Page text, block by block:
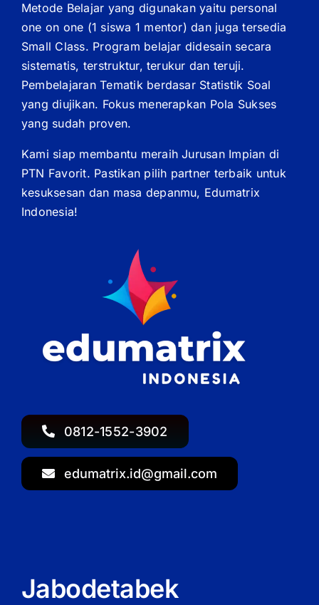
0812-1552-3902
edumatrix.id@gmail.com
Metode Belajar yang digunakan yaitu personal
one on one (1 siswa 1 mentor) dan juga tersedia
Small Class. Program belajar didesain secara
sistematis, terstruktur, terukur dan teruji.
Pembelajaran Tematik berdasar Statistik Soal
yang diujikan. Fokus menerapkan Pola Sukses
yang sudah proven.
Kami siap membantu meraih Jurusan Impian di
PTN Favorit. Pastikan pilih partner terbaik untuk
kesuksesan dan masa depanmu, Edumatrix
Indonesia!
Jabodetabek